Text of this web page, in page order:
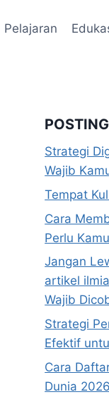
Pelajaran
Strategi
Wajib
Tempat
Cara
Perlu
Jangan
artikel
Wajib
Strategi
Efektif
Cara
Dunia 2026